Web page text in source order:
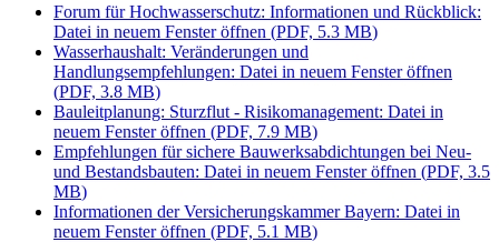
Forum für Hochwasserschutz: Informationen und Rückblick:
Datei in neuem Fenster öffnen (PDF, 5.3 MB)
Wasserhaushalt: Veränderungen und
Handlungsempfehlungen: Datei in neuem Fenster öffnen
(PDF, 3.8 MB)
Bauleitplanung: Sturzflut - Risikomanagement: Datei in
neuem Fenster öffnen (PDF, 7.9 MB)
Empfehlungen für sichere Bauwerksabdichtungen bei Neu-
und Bestandsbauten: Datei in neuem Fenster öffnen (PDF, 3.5
MB)
Informationen der Versicherungskammer Bayern: Datei in
neuem Fenster öffnen (PDF, 5.1 MB)